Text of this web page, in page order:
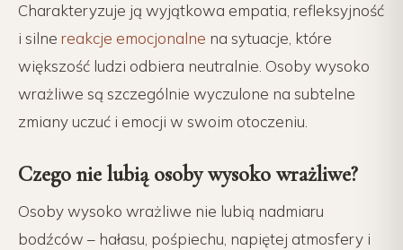
Charakteryzuje ją wyjątkowa empatia, refleksyjność
i silne reakcje emocjonalne na sytuacje, które
większość ludzi odbiera neutralnie. Osoby wysoko
wrażliwe są szczególnie wyczulone na subtelne
zmiany uczuć i emocji w swoim otoczeniu.
Czego nie lubią osoby wysoko wrażliwe?
Osoby wysoko wrażliwe nie lubią nadmiaru
bodźców – hałasu, pośpiechu, napiętej atmosfery i